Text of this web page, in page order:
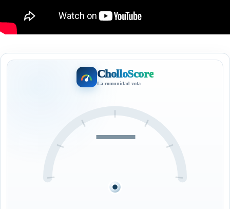
CholloScore
La comunidad vota
—